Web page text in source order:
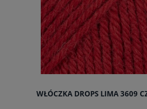
WŁÓCZKA DROPS LIMA 3609